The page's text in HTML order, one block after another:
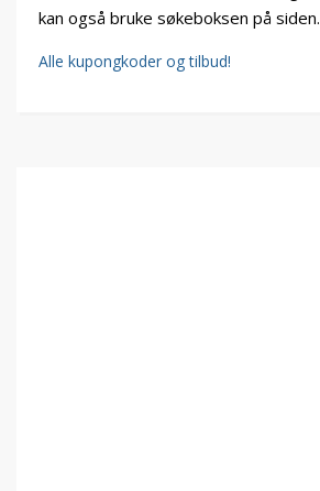
kan også bruke søkeboksen på siden.
Alle kupongkoder og tilbud!